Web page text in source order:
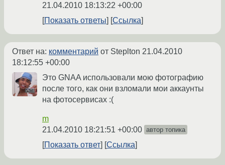
21.04.2010 18:13:22 +00:00
Показать ответы
Ссылка
Ответ на: комментарий от Steplton 21.04.2010
18:12:55 +00:00
Это GNAA использовали мою фотографию
после того, как они взломали мои аккаунты
на фотосервисах :(
m
21.04.2010 18:21:51 +00:00 автор топика
Показать ответ Ссылка